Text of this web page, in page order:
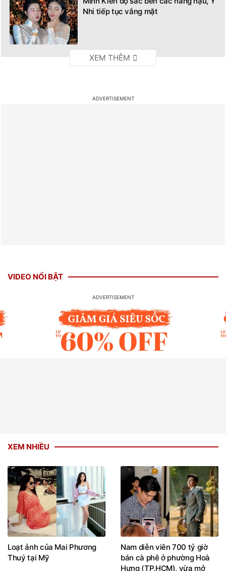
Nhi tiếp tục vắng mặt
VIDEO NỔI BẬT
XEM NHIỀU
Loạt ảnh của Mai Phương
Thuý tại Mỹ
Nam diễn viên 700 tỷ giờ
bán cà phê ở phường Hoà
Hưng (TP.HCM), vừa mở